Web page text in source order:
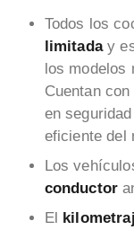
Todos los
limitaday
los modelos
Cuentan
en
eficiente del
Los
conductor
El